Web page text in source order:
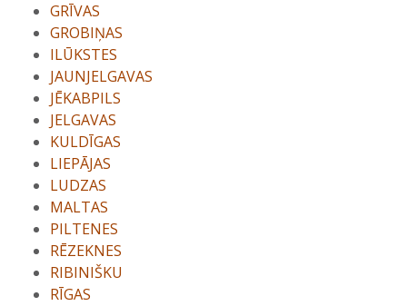
GRĪVAS
GROBIŅAS
ILŪKSTES
JAUNJELGAVAS
JĒKABPILS
JELGAVAS
KULDĪGAS
LIEPĀJAS
LUDZAS
MALTAS
PILTENES
RĒZEKNES
RIBINIŠKU
RĪGAS